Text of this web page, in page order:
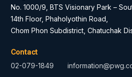
No. 1000/9, BTS Visionary Park –
14th Floor, Phaholyothin Road,
Chom Phon Subdistrict, Chatuchak
Contact
02-079-1849